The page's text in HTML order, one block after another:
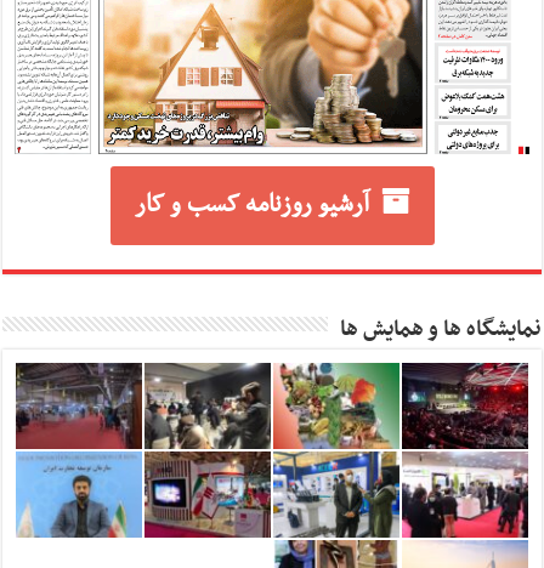
آرشیو روزنامه کسب و کار
نمایشگاه ها و همایش ها